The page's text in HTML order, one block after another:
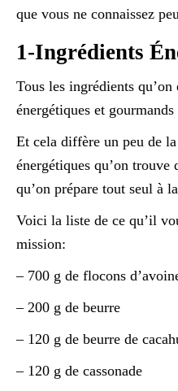
que vous ne connaissez
1-Ingrédients
Tous les ingrédients
énergétiques et
Et cela diffère un peu de
énergétiques qu’on trouve
qu’on prépare tout seul à
Voici la liste de ce qu’il
mission:
– 700 g de flocons
– 200 g de beurre
– 120 g de beurre de
– 120 g de cassonade